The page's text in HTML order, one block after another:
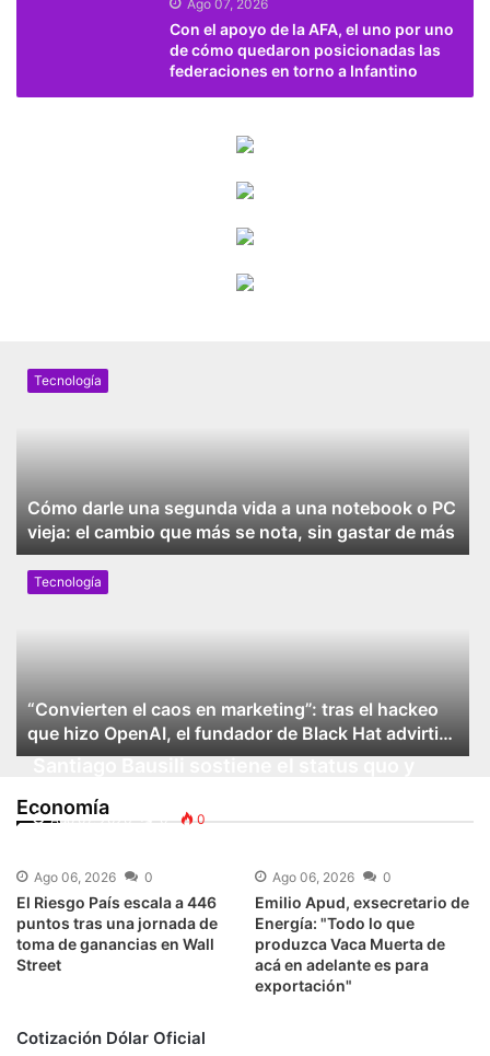
Ago 07, 2026
Con el apoyo de la AFA, el uno por uno
de cómo quedaron posicionadas las
federaciones en torno a Infantino
Tecnología
Cómo darle una segunda vida a una notebook o PC
vieja: el cambio que más se nota, sin gastar de más
Tecnología
“Convierten el caos en marketing”: tras el hackeo
que hizo OpenAI, el fundador de Black Hat advirtió
sobre las empresas de IA
Economía
levantar el cepo a las empresas
Ago 07, 2026 0 0
Ago 06, 2026 0
El Riesgo País escala a 446
puntos tras una jornada de
toma de ganancias en Wall
Street
Ago 06, 2026 0
Emilio Apud, exsecretario de
Energía: "Todo lo que
produzca Vaca Muerta de
acá en adelante es para
exportación"
Cotización Dólar Oficial